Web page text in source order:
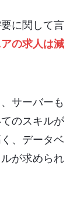
に関して言
の求人は減
サーバーも
のスキルが
、データベ
が求められ